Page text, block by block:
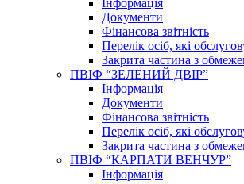
Інформація
Документи
Фінансова звітність
Перелік осіб, які
Закрита частина з
ПВІФ “ЗЕЛЕНИЙ ДВІР”
Інформація
Документи
Фінансова звітність
Перелік осіб, які
Закрита частина з
ПВІФ “КАРПАТИ ВЕНЧУР”
Інформація